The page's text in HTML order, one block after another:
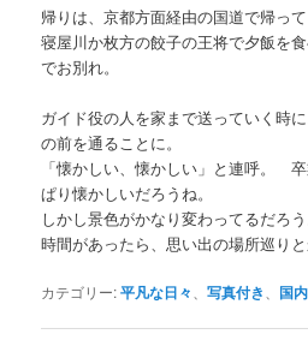
帰りは、京都方面経由の国道で帰って
寝屋川か枚方の餃子の王将で夕飯を
でお別れ。
ガイド役の人を家まで送っていく時
の前を通ることに。
「懐かしい、懐かしい」と連呼。
ぱり懐かしいだろうね。
しかし景色がかなり変わってるだろう
時間があったら、思い出の場所巡りと
カテゴリー:平凡な日々 、写真付き 国